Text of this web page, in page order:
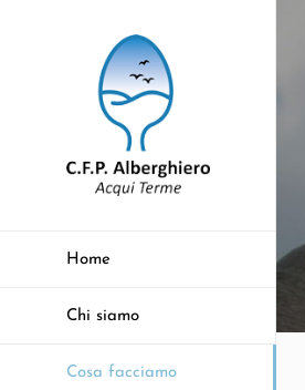
Home
Chi siamo
Cosa facciamo